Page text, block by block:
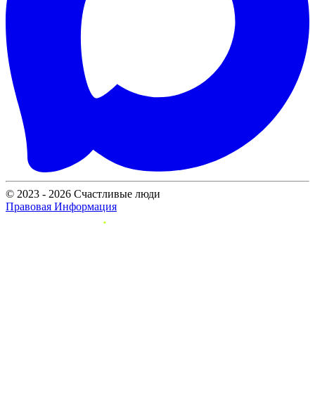
© 2023 - 2026 Счастливые люди
Правовая Информация